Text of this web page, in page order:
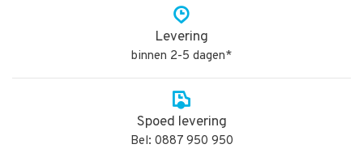
Levering
binnen 2-5 dagen*
Spoed levering
Bel: 0887 950 950